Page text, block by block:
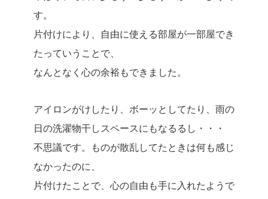
す。
片付けにより、自由に使える部屋が一部屋でき
たっていうことで、
なんとなく心の余裕もできました。
アイロンがけしたり、ボーッとしてたり、雨の
日の洗濯物干しスペースにもなるるし・・・
不思議です。ものが散乱してたときは何も感じ
なかったのに、
片付けたことで、心の自由も手に入れたようで